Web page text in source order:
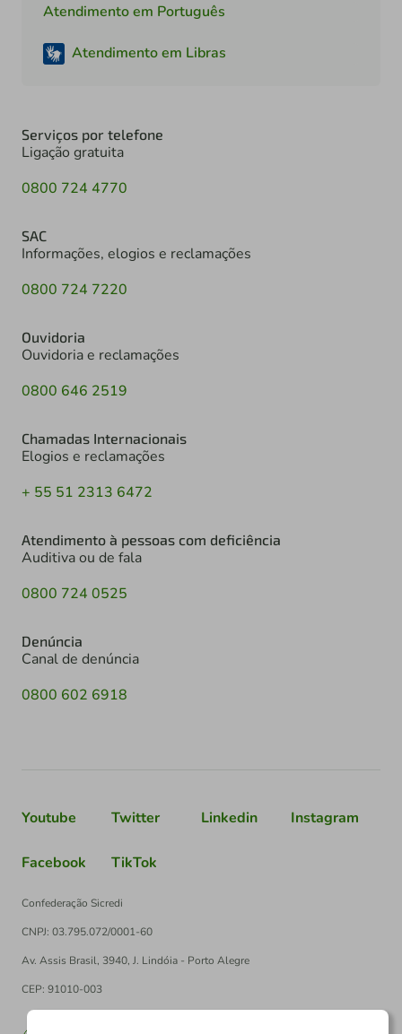
Atendimento em Português
Atendimento em Libras
Serviços por telefone
Ligação gratuita
0800 724 4770
SAC
Informações, elogios e reclamações
0800 724 7220
Ouvidoria
Ouvidoria e reclamações
0800 646 2519
Chamadas Internacionais
Elogios e reclamações
+ 55 51 2313 6472
Atendimento à pessoas com deficiência
Auditiva ou de fala
0800 724 0525
Denúncia
Canal de denúncia
0800 602 6918
Youtube Twitter Linkedin Instagram
Facebook TikTok
Confederação Sicredi
CNPJ: 03.795.072/0001-60
Av. Assis Brasil, 3940, J. Lindóia - Porto Alegre
CEP: 91010-003